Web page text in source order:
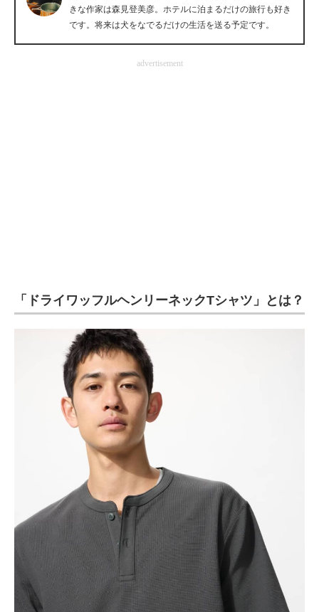
経営リーダーのコミュニティ
エネルギーの専門メディア
ちょっと気になるネットの話題
きな作家は森見登美彦。ホテルに泊まるだけの旅行も好き
です。将来は犬をなでるだけの生活を送る予定です。
advertisement
「ドライワッフルヘンリーネックTシャツ」とは？